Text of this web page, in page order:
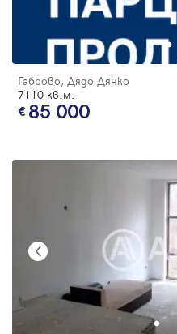
Габрово, Дядо Дянко
7110 кв.м.
85 000